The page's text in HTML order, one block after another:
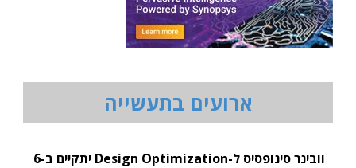
ארועים בתעשייה
וובינר סינופסיס ל-Design Optimization יתקיים ב-6